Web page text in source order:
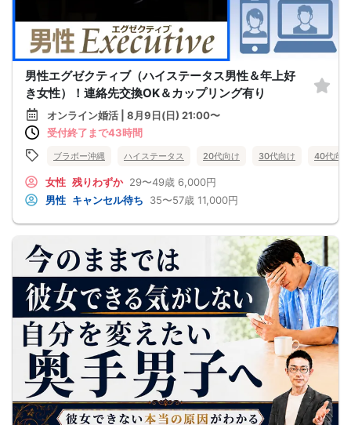
男性エグゼクティブ（ハイステータス男性＆年上好
き女性）！連絡先交換OK＆カップリング有り
オンライン婚活 | 8月9日(日) 21:00〜
受付終了まで43時間
ブラボー沖縄 ハイステータス 20代向け 30代向け 40代向け
女性 残りわずか 29〜49歳 6,000円
男性 キャンセル待ち 35〜57歳 11,000円